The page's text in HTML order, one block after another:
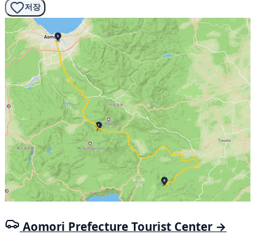
저장
Aomori Prefecture Tourist Center →